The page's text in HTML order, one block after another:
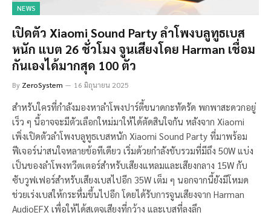
NEWS
เปิดตัว Xiaomi Sound Party ลำโพงบลูทูธเบส
หนัก แบต 26 ชั่วโมง จูนเสียงโดย Harman เชื่อม
กันเองได้มากสุด 100 ตัว
By ZeroSystem 16 มิถุนายน 2025
สำหรับใครที่กำลังมองหาลำโพงปาร์ตี้ขนาดกะทัดรัด พกพาสะดวกอยู่
เร็ว ๆ นี้อาจจะมีตัวเลือกใหม่มาให้ได้ตัดสินใจกัน หลังจาก Xiaomi
เพิ่งเปิดตัวลำโพงบลูทูธเบสหนัก Xiaomi Sound Party ที่มาพร้อม
ฟีเจอร์น่าสนใจหลายข้อทีเดียว เริ่มด้วยกำลังขับรวมที่มีถึง 50W แบ่ง
เป็นของลำโพงทวีตเตอร์สำหรับเสียงแหลมและเสียงกลาง 15W กับ
ซับวูฟเฟอร์สำหรับเสียงเบสไปอีก 35W เต็ม ๆ นอกจากนี้ยังมีโหมด
ช่วยเร่งเบสให้กระหึ่มขึ้นไปอีก โดยได้รับการจูนเสียงจาก Harman
AudioEFX เพื่อให้ได้สเตจเสียงที่กว้าง และเบสที่ลงลึก